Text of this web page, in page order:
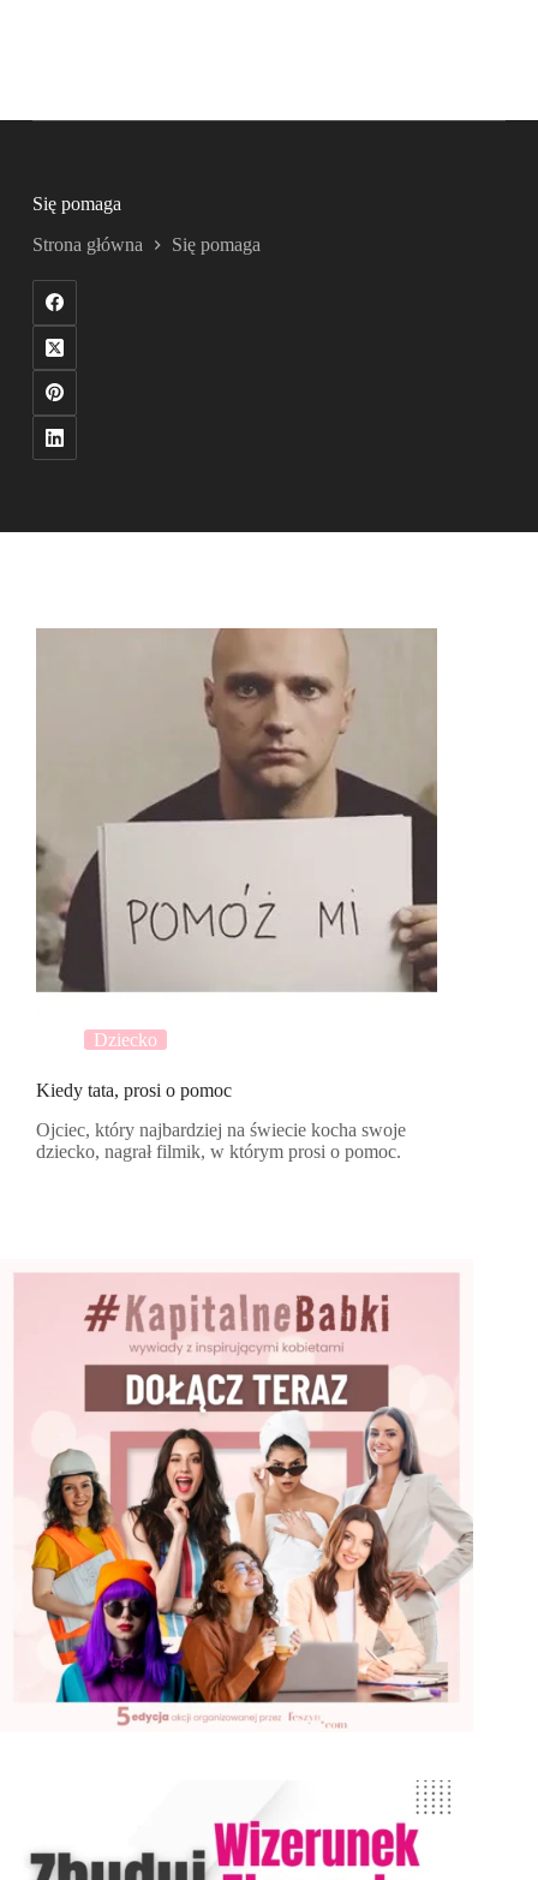
Się pomaga
Strona główna Się pomaga
Dziecko
Kiedy tata, prosi o pomoc
Ojciec, który najbardziej na świecie kocha swoje
dziecko, nagrał filmik, w którym prosi o pomoc.